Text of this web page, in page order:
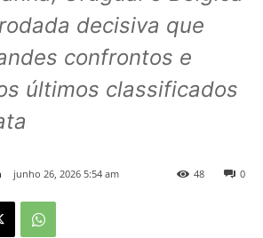
decisiva que
confrontos e
últimos classificados
junho 26, 2026 5:54 am 0
48